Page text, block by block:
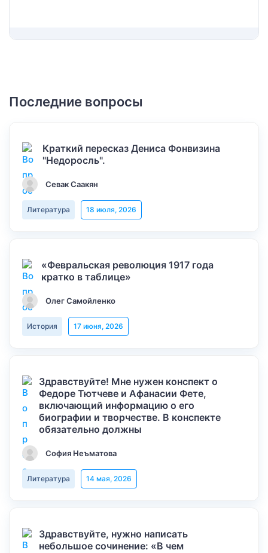
Последние вопросы
Краткий пересказ Дениса Фонвизина
"Недоросль".
Севак Саакян
Литература 18 июля, 2026
«Февральская революция 1917 года
кратко в таблице»
Олег Самойленко
История 17 июня, 2026
Здравствуйте! Мне нужен конспект о
Федоре Тютчеве и Афанасии Фете,
включающий информацию о его
биографии и творчестве. В конспекте
обязательно должны
София Неъматова
Литература 14 мая, 2026
Здравствуйте, нужно написать
небольшое сочинение: «В чем